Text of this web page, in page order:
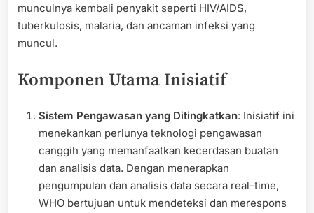
munculnya kembali penyakit seperti HIV/AIDS,
tuberkulosis, malaria, dan ancaman infeksi yang
muncul.
Komponen Utama Inisiatif
Sistem Pengawasan yang Ditingkatkan: Inisiatif ini
menekankan perlunya teknologi pengawasan
canggih yang memanfaatkan kecerdasan buatan
dan analisis data. Dengan menerapkan
pengumpulan dan analisis data secara real-time,
WHO bertujuan untuk mendeteksi dan merespons